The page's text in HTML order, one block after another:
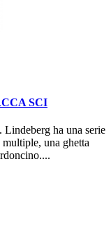
SCI
ha una serie
una ghetta